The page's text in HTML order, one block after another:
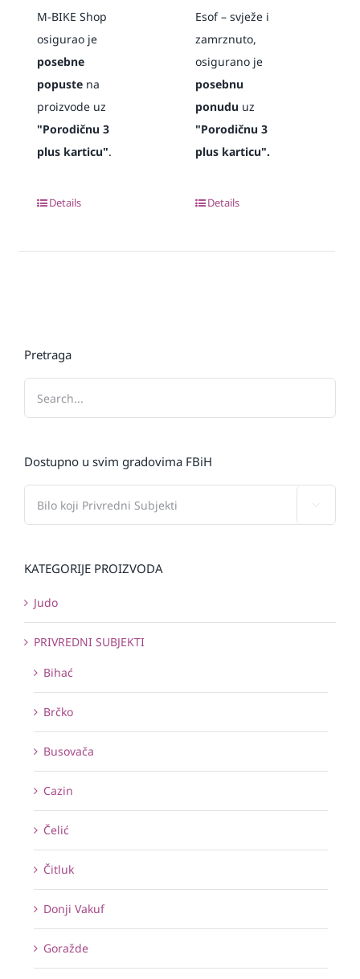
M-BIKE Shop
osigurao je
posebne
popustena
proizvode uz
"Porodičnu 3
plus karticu".
Details
Esof – svježe i
zamrznuto,
osigurano je
posebnu
ponudu uz
"Porodičnu 3
plus karticu".
Details
Pretraga
Dostupno u svim gradovima FBiH
KATEGORIJE PROIZVODA
Judo
PRIVREDNI SUBJEKTI
Bihać
Brčko
Busovača
Cazin
Čelić
Čitluk
Donji Vakuf
Goražde